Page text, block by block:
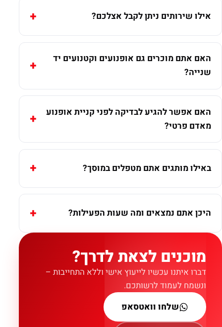
אילו שירותים ניתן לקבל אצלכם?
האם אתם מוכרים גם אופנועים וקטנועים יד
שנייה?
האם אפשר להגיע לבדיקה לפני קניית אופנוע
מאדם פרטי?
באילו מותגים אתם מטפלים במוסך?
היכן אתם נמצאים ומה שעות הפעילות?
מוכנים לצאת לדרך?
דברו איתנו עכשיו לייעוץ אישי וללא התחייבות –
ונשמח לעמוד לרשותכם.
שלחו וואטסאפ